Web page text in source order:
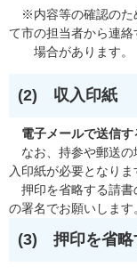
※内容等の確認のた
て市の担当者から連絡
場合があります。
(2) 収入印紙
電子メールで送信
なお、持参や郵送の
入印紙が必要となりま
押印を省略する請書
の署名でお願いします
(3) 押印を省略